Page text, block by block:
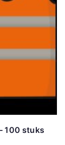
100 stuks